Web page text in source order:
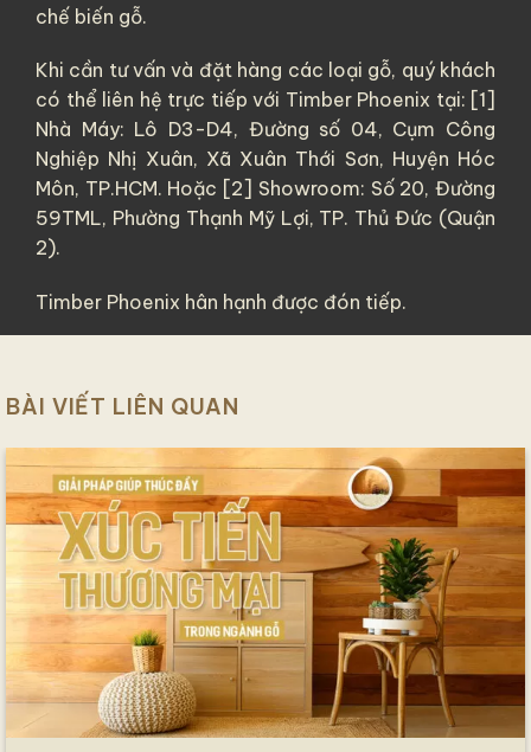
chế biến gỗ.
Khi cần tư vấn và đặt hàng các loại gỗ, quý khách
có thể liên hệ trực tiếp với Timber Phoenix tại: [1]
Nhà Máy: Lô D3-D4, Đường số 04, Cụm Công
Nghiệp Nhị Xuân, Xã Xuân Thới Sơn, Huyện Hóc
Môn, TP.HCM. Hoặc [2] Showroom: Số 20, Đường
59TML, Phường Thạnh Mỹ Lợi, TP. Thủ Đức (Quận
2).
Timber Phoenix hân hạnh được đón tiếp.
BÀI VIẾT LIÊN QUAN